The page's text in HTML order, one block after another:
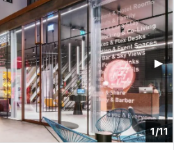
1/11
▶︎